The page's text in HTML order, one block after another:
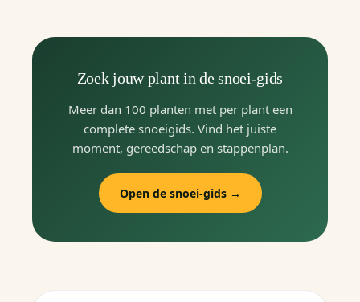
Zoek jouw plant in de snoei-gids
Meer dan 100 planten met per plant een
complete snoeigids. Vind het juiste
moment, gereedschap en stappenplan.
Open de snoei-gids →